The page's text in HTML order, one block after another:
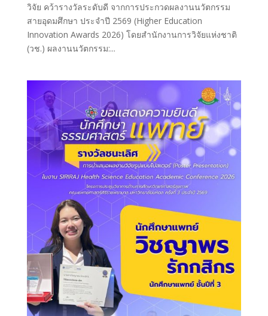
วิจัย คว้ารางวัลระดับดี จากการประกวดผลงานนวัตกรรม
สายอุดมศึกษา ประจำปี 2569 (Higher Education
Innovation Awards 2026) โดยสำนักงานการวิจัยแห่งชาติ
(วช.) ผลงานนวัตกรรม:...